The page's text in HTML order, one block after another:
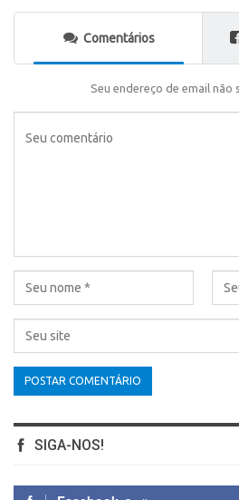
Comentários
Seu endereço de email não
SIGA-NOS!